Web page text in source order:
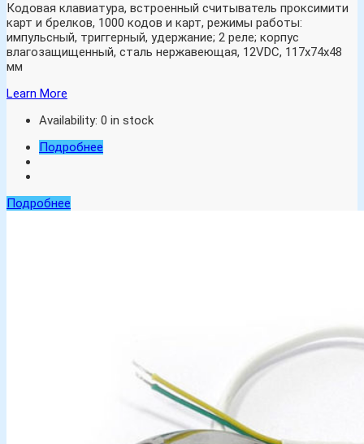
Кодовая клавиатура, встроенный считыватель проксимити
карт и брелков, 1000 кодов и карт, режимы работы:
импульсный, триггерный, удержание; 2 реле; корпус
влагозащищенный, сталь нержавеющая, 12VDC, 117х74х48
мм
Learn More
Availability: 0 in stock
Подробнее
Подробнее